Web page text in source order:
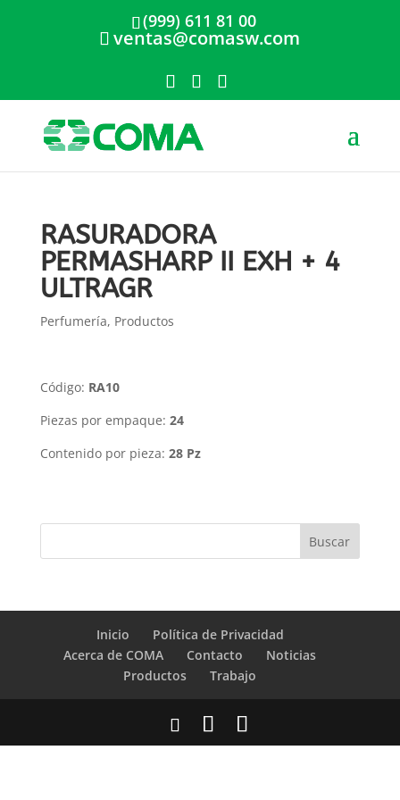
(999) 611 81 00
ventas@comasw.com
RASURADORA
PERMASHARP II EXH + 4
ULTRAGR
Perfumería, Productos
Código: RA10
Piezas por empaque: 24
Contenido por pieza: 28 Pz
Inicio
Política de Privacidad
Acerca de COMA
Contacto
Noticias
Productos
Trabajo